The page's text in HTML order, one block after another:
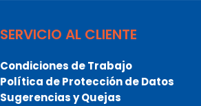
SERVICIO AL CLIENTE
Condiciones de Trabajo
Política de Protección de Datos
Sugerencias y Quejas